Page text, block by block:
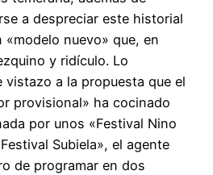
a despreciar este historial
nuevo» que, en
y ridículo. Lo
a la propuesta que el
provisional» ha cocinado
por unos «Festival Nino
Subiela», el agente
de programar en dos